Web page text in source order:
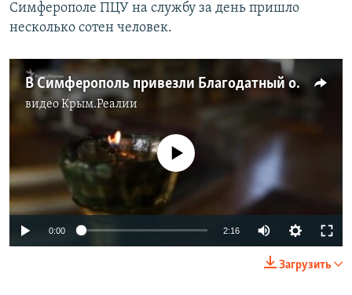
Симферополе ПЦУ на службу за день пришло
несколько сотен человек.
В Симферополь привезли Благодатный огонь из Иерусалима (видео)
видеоКрым.Реалии
No media source currently available
0:00 2:16
Загрузить